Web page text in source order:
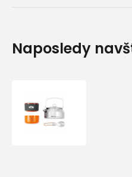
Naposledy